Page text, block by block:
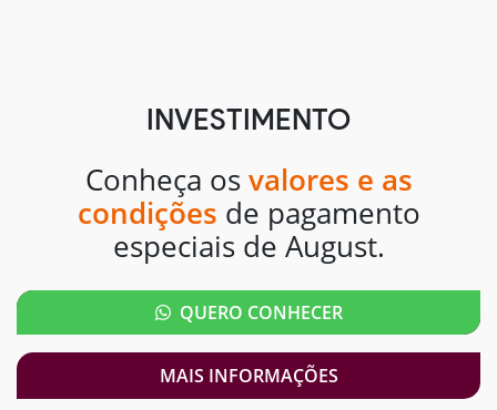
INVESTIMENTO
Conheça os valores e as
condições de pagamento
especiais de August.
QUERO CONHECER
MAIS INFORMAÇÕES